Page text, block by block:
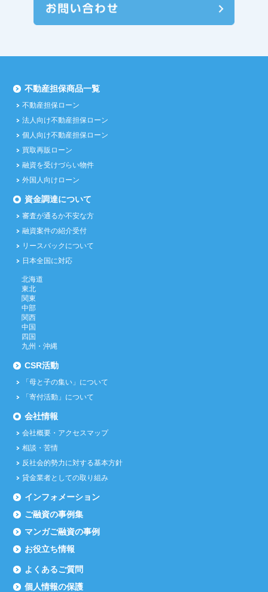
不動産担保商品一覧
不動産担保ローン
法人向け不動産担保ローン
個人向け不動産担保ローン
買取再販ローン
融資を受けづらい物件
外国人向けローン
資金調達について
審査が通るか不安な方
融資案件の紹介受付
リースバックについて
日本全国に対応
北海道
東北
関東
中部
関西
中国
四国
九州・沖縄
CSR活動
「母と子の集い」について
「寄付活動」について
会社情報
会社概要・アクセスマップ
相談・苦情
反社会的勢力に対する基本方針
貸金業者としての取り組み
インフォメーション
ご融資の事例集
マンガご融資の事例
お役立ち情報
よくあるご質問
個人情報の保護